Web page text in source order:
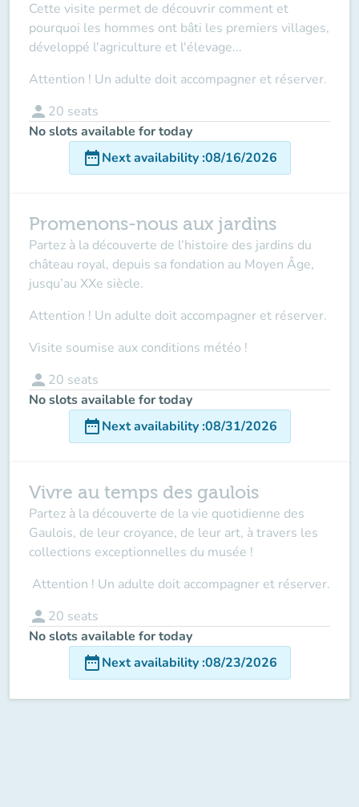
Cette visite permet de découvrir comment et
pourquoi les hommes ont bâti les premiers villages,
développé l'agriculture et l'élevage...
Attention ! Un adulte doit accompagner et réserver.
person 20 seats
No slots available for today
date_rangeNext availability:08/16/2026
Promenons-nous aux jardins
Partez à la découverte de l’histoire des jardins du
château royal, depuis sa fondation au Moyen Âge,
jusqu’au XXe siècle.
Attention ! Un adulte doit accompagner et réserver.
Visite soumise aux conditions météo !
person 20 seats
No slots available for today
date_rangeNext availability:08/31/2026
Vivre au temps des gaulois
Partez à la découverte de la vie quotidienne des
Gaulois, de leur croyance, de leur art, à travers les
collections exceptionnelles du musée !
Attention ! Un adulte doit accompagner et réserver.
person 20 seats
No slots available for today
date_rangeNext availability:08/23/2026